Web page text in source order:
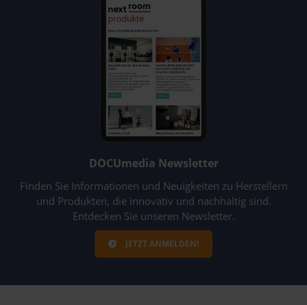
DOCUmedia Newsletter
Finden Sie Informationen und Neuigkeiten zu Herstellern
und Produkten, die innovativ und nachhaltig sind.
Entdecken Sie unseren Newsletter.
JETZT ANMELDEN!